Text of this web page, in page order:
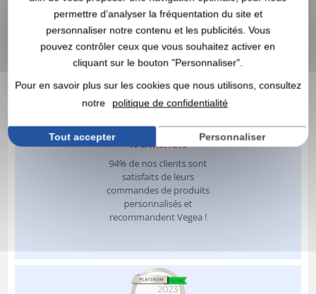
permettre d’analyser la fréquentation du site et
personnaliser notre contenu et les publicités. Vous
pouvez contrôler ceux que vous souhaitez activer en
cliquant sur le bouton "Personnaliser".
Pour en savoir plus sur les cookies que nous utilisons, consultez
notre
politique de confidentialité
Tout accepter Personnaliser